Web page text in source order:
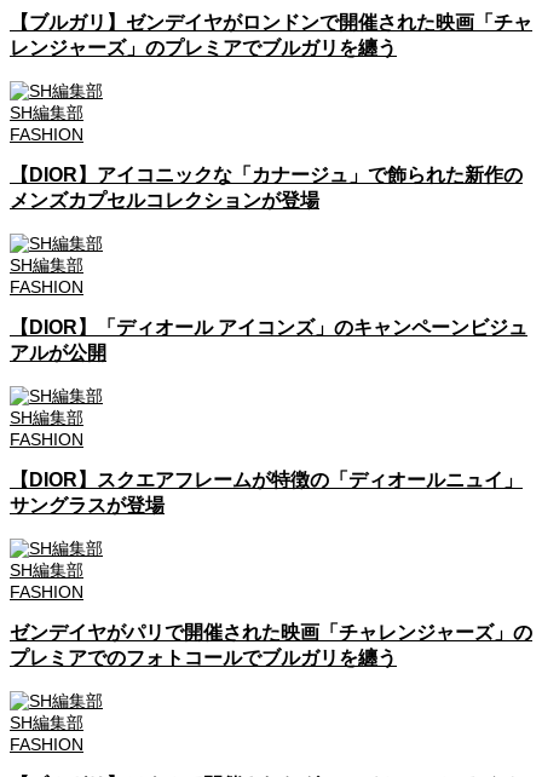
【ブルガリ】ゼンデイヤがロンドンで開催された映画「チャ
レンジャーズ」のプレミアでブルガリを纏う
SH編集部
FASHION
【DIOR】アイコニックな「カナージュ」で飾られた新作の
メンズカプセルコレクションが登場
SH編集部
FASHION
【DIOR】「ディオール アイコンズ」のキャンペーンビジュ
アルが公開
SH編集部
FASHION
【DIOR】スクエアフレームが特徴の「ディオールニュイ」
サングラスが登場
SH編集部
FASHION
ゼンデイヤがパリで開催された映画「チャレンジャーズ」の
プレミアでのフォトコールでブルガリを纏う
SH編集部
FASHION